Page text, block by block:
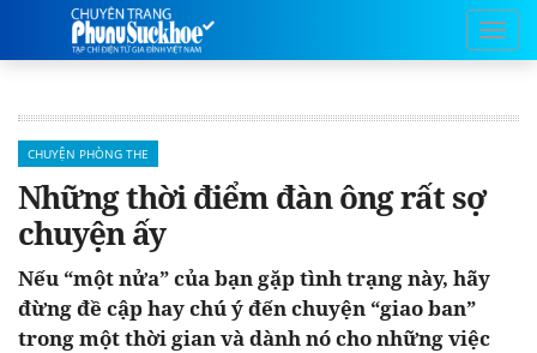
CHUYỆN PHÒNG THE
Những thời điểm đàn ông rất sợ
chuyện ấy
Nếu “một nửa” của bạn gặp tình trạng này, hãy
đừng đề cập hay chú ý đến chuyện “giao ban”
trong một thời gian và dành nó cho những việc